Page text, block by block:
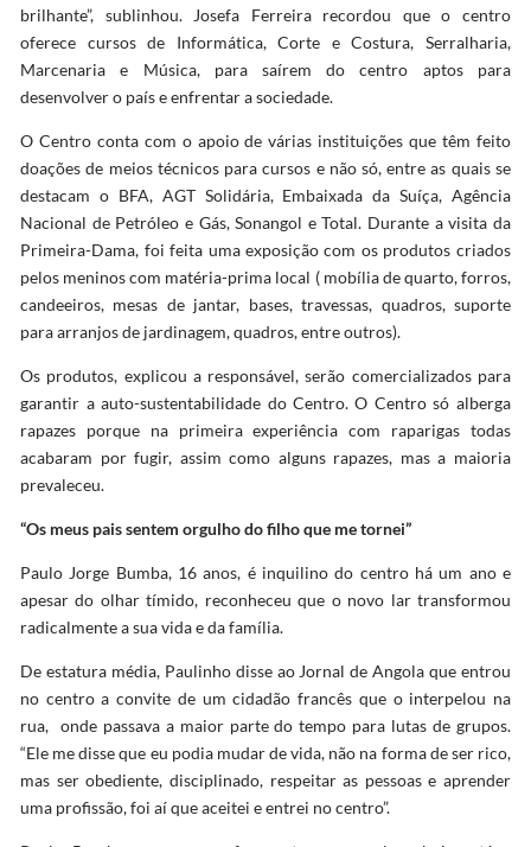
brilhante”, sublinhou. Josefa Ferreira recordou que o centro
oferece cursos de Informática, Corte e Costura, Serralharia,
Marcenaria e Música, para saírem do centro aptos para
desenvolver o país e enfrentar a sociedade.
O Centro conta com o apoio de várias instituições que têm feito
doações de meios técnicos para cursos e não só, entre as quais se
destacam o BFA, AGT Solidária, Embaixada da Suíça, Agência
Nacional de Petróleo e Gás, Sonangol e Total. Durante a visita da
Primeira-Dama, foi feita uma exposição com os produtos criados
pelos meninos com matéria-prima local ( mobília de quarto, forros,
candeeiros, mesas de jantar, bases, travessas, quadros, suporte
para arranjos de jardinagem, quadros, entre outros).
Os produtos, explicou a responsável, serão comercializados para
garantir a auto-sustentabilidade do Centro. O Centro só alberga
rapazes porque na primeira experiência com raparigas todas
acabaram por fugir, assim como alguns rapazes, mas a maioria
prevaleceu.
“Os meus pais sentem orgulho do filho que me tornei”
Paulo Jorge Bumba, 16 anos, é inquilino do centro há um ano e
apesar do olhar tímido, reconheceu que o novo lar transformou
radicalmente a sua vida e da família.
De estatura média, Paulinho disse ao Jornal de Angola que entrou
no centro a convite de um cidadão francês que o interpelou na
rua, onde passava a maior parte do tempo para lutas de grupos.
“Ele me disse que eu podia mudar de vida, não na forma de ser rico,
mas ser obediente, disciplinado, respeitar as pessoas e aprender
uma profissão, foi aí que aceitei e entrei no centro”.